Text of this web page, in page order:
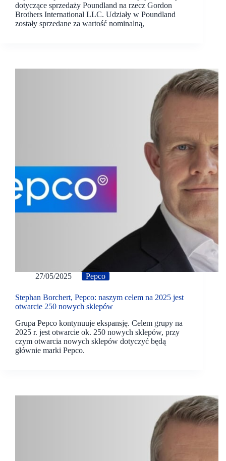
dotyczące sprzedaży Poundland na rzecz Gordon
Brothers International LLC. Udziały w Poundland
zostały sprzedane za wartość nominalną,
27/05/2025 Pepco
Stephan Borchert, Pepco: naszym celem na 2025 jest
otwarcie 250 nowych sklepów
Grupa Pepco kontynuuje ekspansję. Celem grupy na
2025 r. jest otwarcie ok. 250 nowych sklepów, przy
czym otwarcia nowych sklepów dotyczyć będą
głównie marki Pepco.